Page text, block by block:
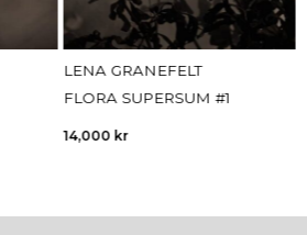
LENA GRANEFELT
FLORA SUPERSUM #1
14,000 kr